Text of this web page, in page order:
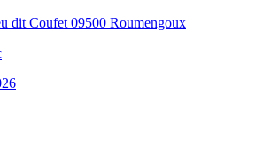
dit Coufet 09500 Roumengoux